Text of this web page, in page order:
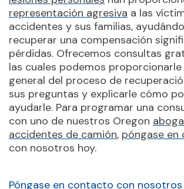
representación agresiva a las
accidentes y sus familias,
recuperar una compensación
pérdidas. Ofrecemos consultas
las cuales podemos proporcionarle
general del proceso de
sus preguntas y explicarle cómo
ayudarle. Para programar una
con uno de nuestros Oregon
accidentes de camión, póngase
con nosotros hoy.
Póngase en contacto con